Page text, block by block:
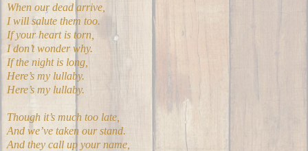
When our dead arrive,
I will salute them too.
If your heart is torn,
I don’t wonder why.
If the night is long,
Here’s my lullaby.
Here’s my lullaby.
Though it’s much too late,
And we’ve taken our stand.
And they call up your name,